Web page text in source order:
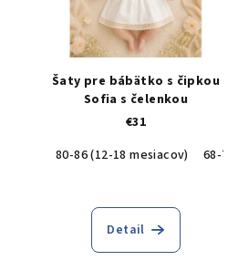
Šaty pre bábätko s čipkou
Sofia s čelenkou
€31
80-86 (12-18 mesiacov)
68-
Detail